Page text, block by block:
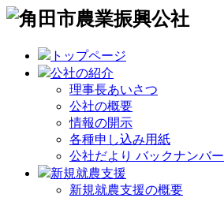
トップページ
公社の紹介
理事長あいさつ
公社の概要
情報の開示
各種申し込み用紙
公社だより バックナンバー
新規就農支援
新規就農支援の概要